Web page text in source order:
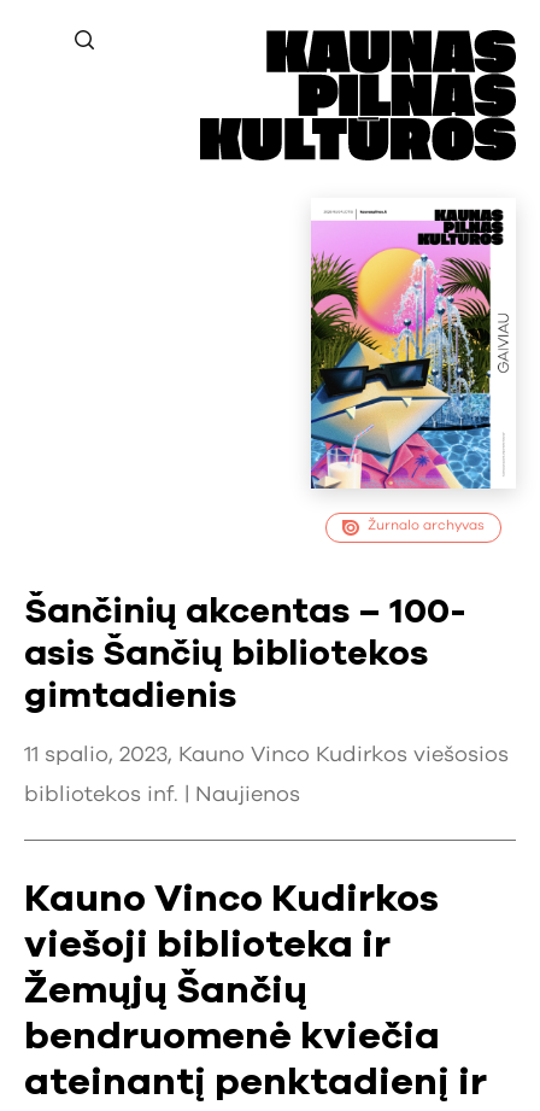
Žurnalo archyvas
Šančinių akcentas – 100-
asis Šančių bibliotekos
gimtadienis
11 spalio, 2023, Kauno Vinco Kudirkos viešosios
bibliotekos inf. |
Naujienos
Kauno Vinco Kudirkos
viešoji biblioteka ir
Žemųjų Šančių
bendruomenė kviečia
ateinantį penktadienį ir